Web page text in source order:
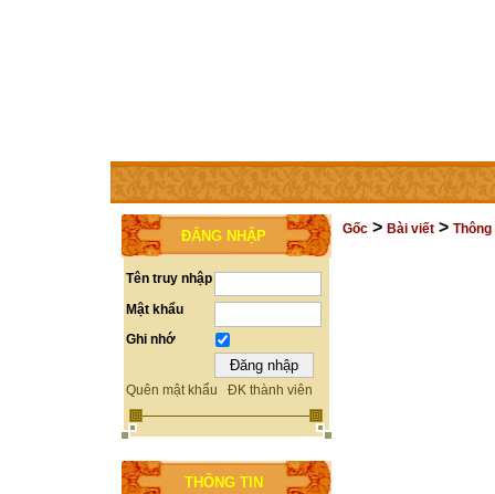
TRANG CHỦ THÀNH VIÊN TRỢ GIÚP LIÊN HỆ
ĐĂNG NHẬP
Tên truy nhập
Mật khẩu
Ghi nhớ
Quên mật khẩu ĐK thành viên
THÔNG TIN
Gốc > Bài viết >